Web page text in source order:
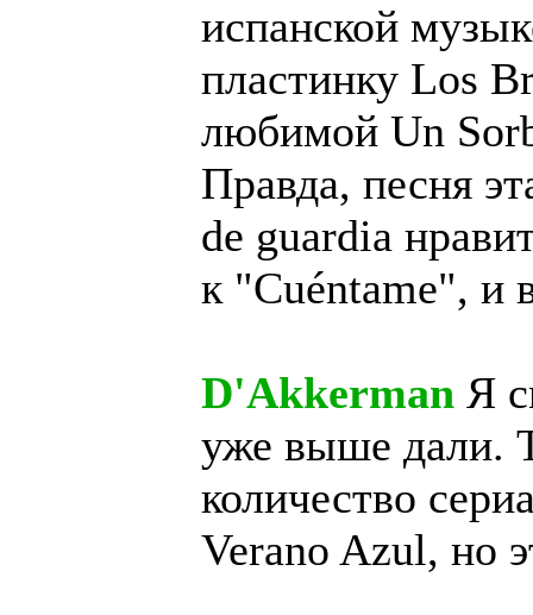
испанской
пластинку Los
любимой Un
Правда, песня
de guardia
к "Cuéntame", и
D'Akkerman Я
уже выше дали.
количество
Verano Azul, но